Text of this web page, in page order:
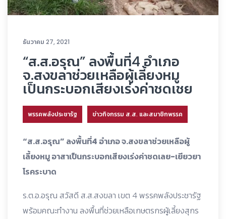
ธันวาคม 27, 2021
“ส.ส.อรุณ” ลงพื้นที่4 อำเภอ
จ.สงขลาช่วยเหลือผู้เลี้ยงหมู
เป็นกระบอกเสียงเร่งค่าชดเชย
พรรคพลังประชารัฐ ข่าวกิจกรรม ส.ส. และสมาชิกพรรค
“ส.ส.อรุณ” ลงพื้นที่4 อำเภอ จ.สงขลาช่วยเหลือผู้
เลี้ยงหมู อาสาเป็นกระบอกเสียงเร่งค่าชดเลย-เยียวยา
โรคระบาด
ร.ต.อ.อรุณ สวัสดี ส.ส.สงขลา เขต 4 พรรคพลังประชารัฐ
พร้อมคณะทำงาน ลงพื้นที่ช่วยเหลือเกษตรกรผู้เลี้ยงสุกร